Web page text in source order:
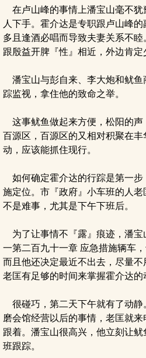
在卢山峰的事情上潘宝山毫不犹
人下手。霍介达是专职跟卢山峰
多且逢酒必唱而导致夫妻关系不
跟殷益开脾『性』相近，外边肯定
潘宝山与彭自来、李大炮和鱿鱼
踪监视，拿住他的致命之举。
这事鱿鱼做起来方便，松阳的声
百源区，百源区的又相对积聚在
动，应该能抓住现行。
如何确定霍介达的行踪是第一步
施定位。市『政府』小车班的人
不是难事，尤其是下午下班后。
为了让事情不『露』痕迹，潘宝
一第二百九十一章 应急措施辆车
而且他还决定最近不出去，尽量
老匡有足够的时间来掌握霍介达的
很碰巧，第二天下午就有了动静
磨会馆经营以后的事情，老匡就
跟着。潘宝山很高兴，他立刻让
班跟踪。